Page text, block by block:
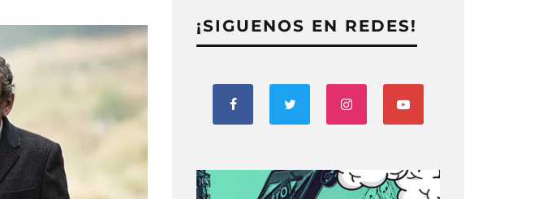
¡SIGUENOS EN REDES!